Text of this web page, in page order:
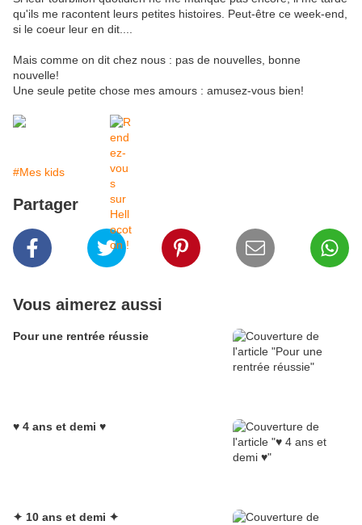
qu'ils me racontent leurs petites histoires. Peut-être ce week-end,
si le coeur leur en dit....
Mais comme on dit chez nous : pas de nouvelles, bonne
nouvelle!
Une seule petite chose mes amours : amusez-vous bien!
#Mes kids
Partager
Vous aimerez aussi
Pour une rentrée réussie
♥ 4 ans et demi ♥
✦ 10 ans et demi ✦